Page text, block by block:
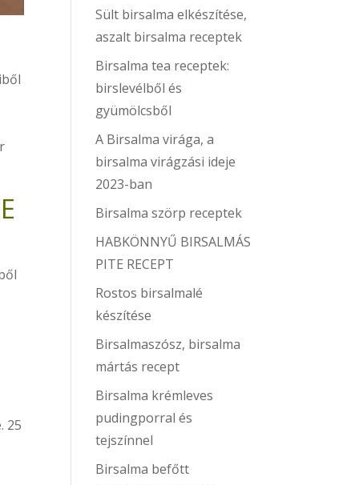
25
Sült birsalma elkészítése,
aszalt birsalma receptek
Birsalma tea receptek:
birslevélből és
gyümölcsből
A Birsalma virága, a
birsalma virágzási ideje
2023-ban
Birsalma szörp receptek
HABKÖNNYŰ BIRSALMÁS
PITE RECEPT
Rostos birsalmalé
készítése
Birsalmaszósz, birsalma
mártás recept
Birsalma krémleves
pudingporral és
tejszínnel
Birsalma befőtt